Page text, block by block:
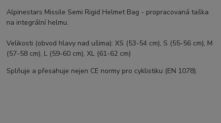
Alpinestars Missile Semi Rigid Helmet Bag - propracovaná taška
na integrální helmu.
Velikosti (obvod hlavy nad ušima): XS (53-54 cm), S (55-56 cm), M
(57-58 cm), L (59-60 cm), XL (61-62 cm)
Splňuje a přesahuje nejen CE normy pro cyklistiku (EN 1078).